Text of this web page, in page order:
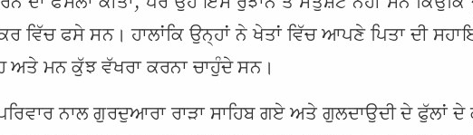
ਵਿੱਚ ਫਸੇ ਸਨ। ਹਾਲਾਂਕਿ ਉਨ੍ਹਾਂ ਨੇ ਖੇਤਾਂ ਵਿੱਚ ਆਪਣੇ ਪਿਤਾ ਦੀ
ਅਤੇ ਮਨ ਕੁੱਝ ਵੱਖਰਾ ਕਰਨਾ ਚਾਹੁੰਦੇ ਸਨ।
ਨਾਲ ਗੁਰਦੁਆਰਾ ਰਾੜਾ ਸਾਹਿਬ ਗਏ ਅਤੇ ਗੁਲਦਾਉਦੀ ਦੇ ਫੁੱਲਾਂ ਦੇ